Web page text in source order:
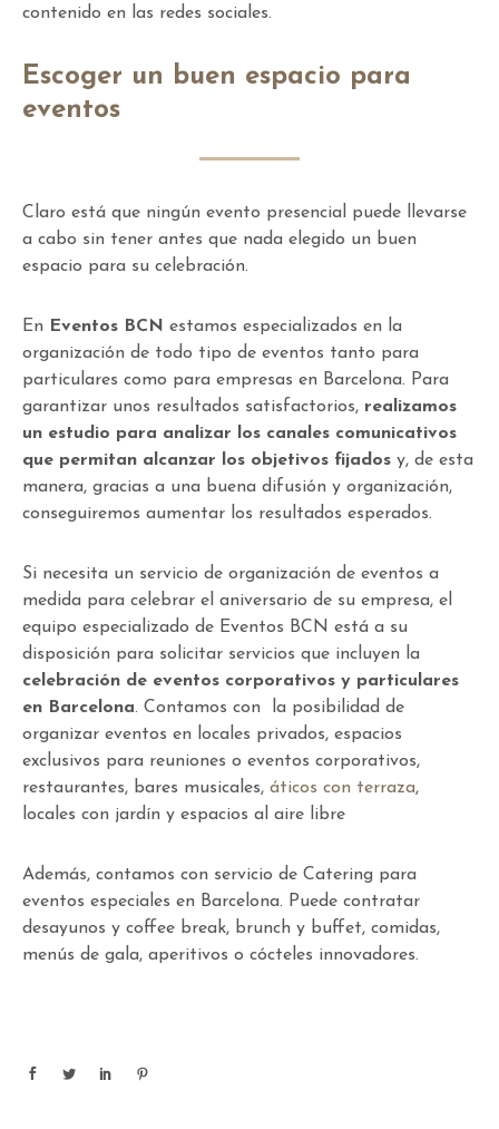
contenido en las redes sociales.
Escoger un buen espacio para
eventos
Claro está que ningún evento presencial puede llevarse
a cabo sin tener antes que nada elegido un buen
espacio para su celebración.
En Eventos BCN estamos especializados en la
organización de todo tipo de eventos tanto para
particulares como para empresas en Barcelona. Para
garantizar unos resultados satisfactorios, realizamos
un estudio para analizar los canales comunicativos
que permitan alcanzar los objetivos fijados y, de esta
manera, gracias a una buena difusión y organización,
conseguiremos aumentar los resultados esperados.
Si necesita un servicio de organización de eventos a
medida para celebrar el aniversario de su empresa, el
equipo especializado de Eventos BCN está a su
disposición para solicitar servicios que incluyen la
celebración de eventos corporativos y particulares
en Barcelona. Contamos con la posibilidad de
organizar eventos en locales privados, espacios
exclusivos para reuniones o eventos corporativos,
restaurantes, bares musicales, áticos con terraza,
locales con jardín y espacios al aire libre
Además, contamos con servicio de Catering para
eventos especiales en Barcelona. Puede contratar
desayunos y coffee break, brunch y buffet, comidas,
menús de gala, aperitivos o cócteles innovadores.